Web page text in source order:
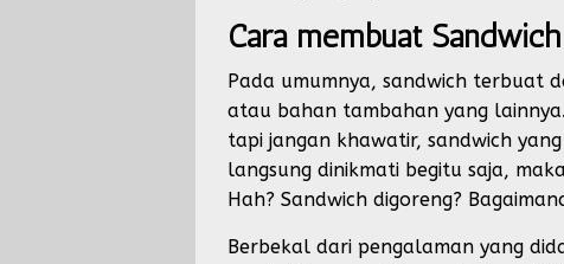
Cara membuat
Pada umumnya, sandwich terbuat
atau bahan tambahan yang
tapi jangan khawatir, sandwich
langsung dinikmati begitu saja,
Hah? Sandwich digoreng?
Berbekal dari pengalaman yang